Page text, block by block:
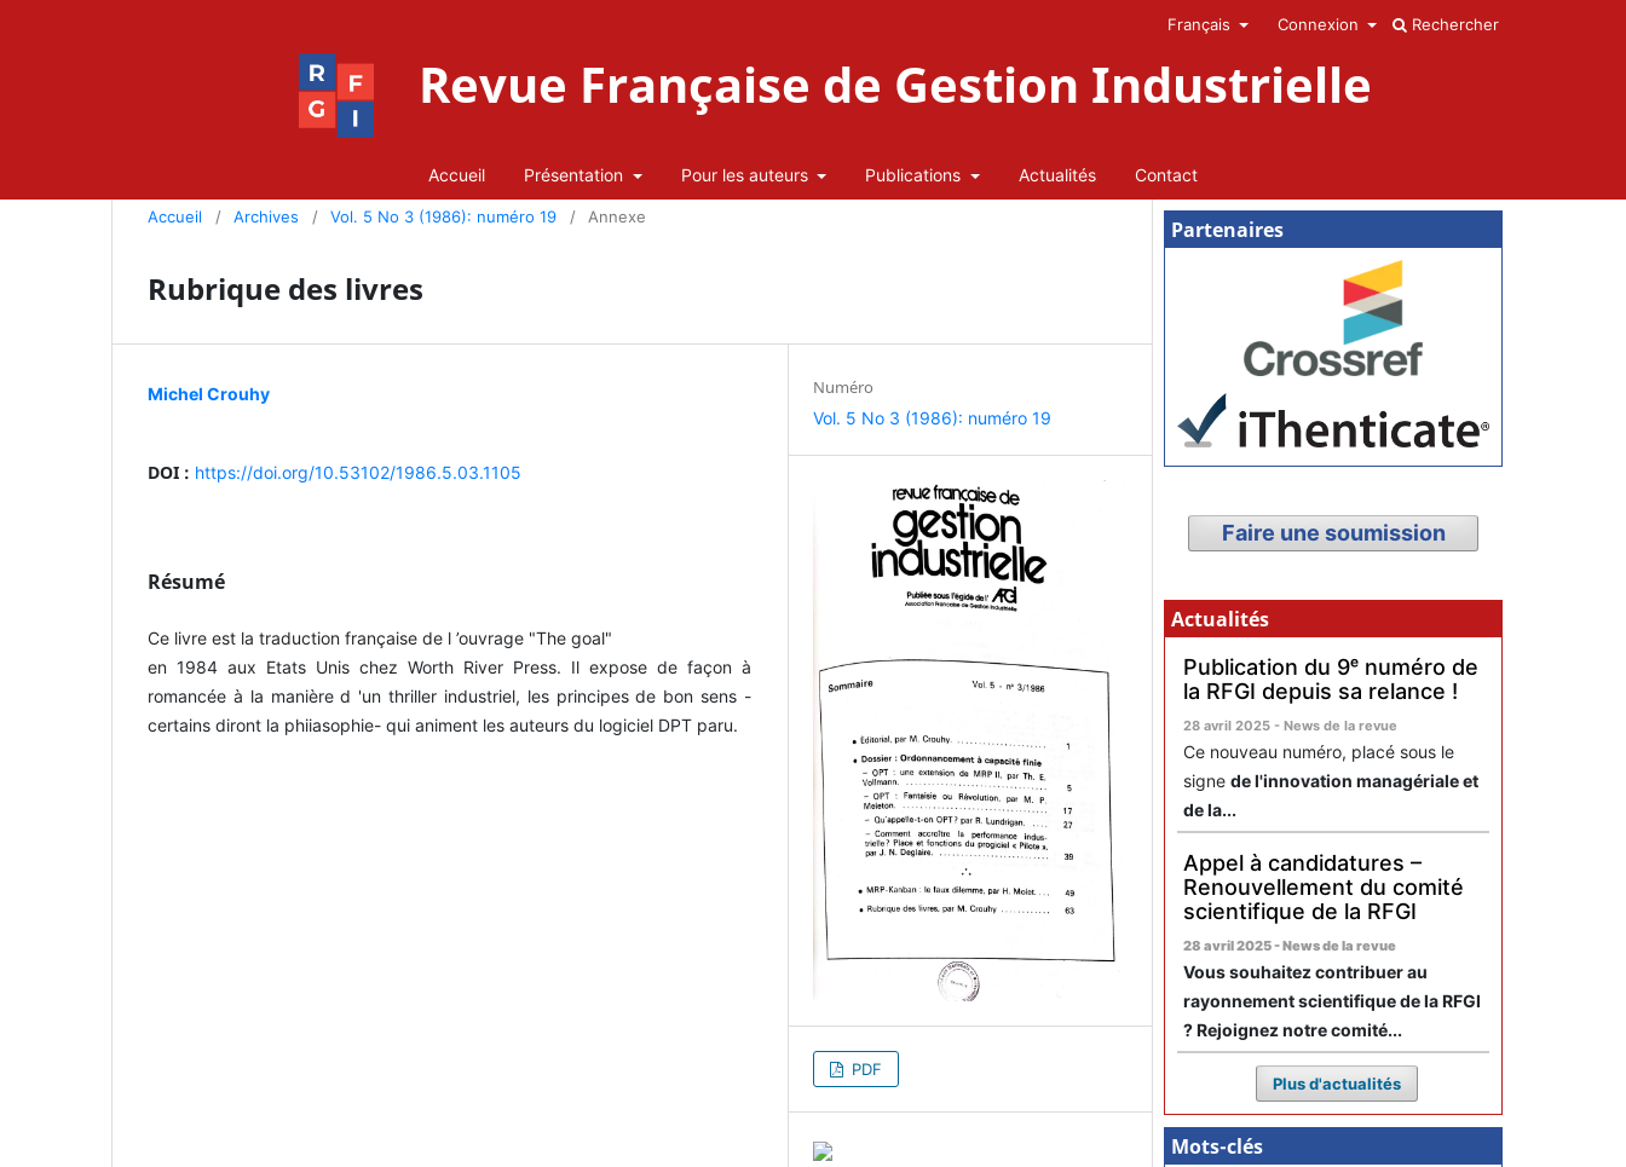
Revue Française de Gestion Industrielle
Accueil Présentation Pour les auteurs Publications Actualités Contact
Rechercher
Français Connexion
Accueil / Archives / Vol. 5 No 3 (1986): numéro 19 / Annexe
Rubrique des livres
Michel Crouhy
DOI : https://doi.org/10.53102/1986.5.03.1105
Résumé
Ce livre est la traduction française de l ’ouvrage "The goal"
en 1984 aux Etats Unis chez Worth River Press. Il expose de façon à
romancée à la manière d 'un thriller industriel, les principes de bon sens -
certains diront la phiiasophie- qui animent les auteurs du logiciel DPT paru.
Numéro
Vol. 5 No 3 (1986): numéro 19
PDF
Partenaires
Faire une soumission
Actualités
Publication du 9ᵉ numéro de
la RFGI depuis sa relance !
28 avril 2025 - News de la revue
Ce nouveau numéro, placé sous le
signe de l'innovation managériale et
de la...
Appel à candidatures –
Renouvellement du comité
scientifique de la RFGI
28 avril 2025 - News de la revue
Vous souhaitez contribuer au
rayonnement scientifique de la RFGI
? Rejoignez notre comité...
Plus d'actualités
Mots-clés